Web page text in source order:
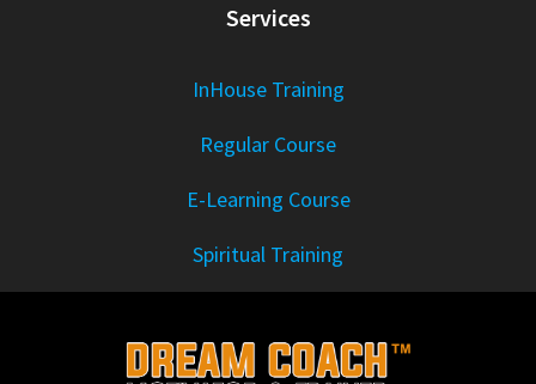
Services
InHouse Training
Regular Course
E-Learning Course
Spiritual Training